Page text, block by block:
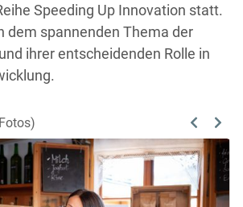
Speeding Up Innovation statt.
dem spannenden Thema der
ihrer entscheidenden Rolle in
Previous
Next